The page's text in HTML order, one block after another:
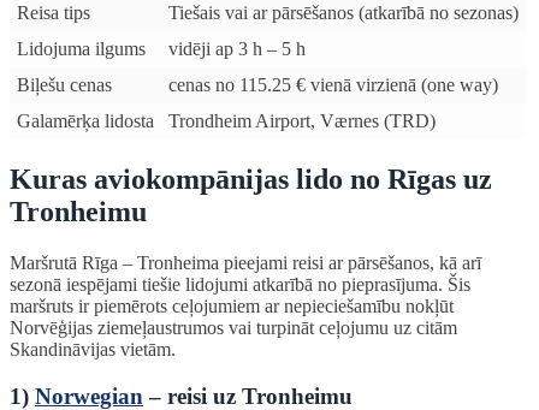
Reisa tips
Tiešais vai ar pārsēšanos (atkarībā no sezonas)
Lidojuma ilgums
vidēji ap 3 h – 5 h
Biļešu cenas
cenas no 115.25 € vienā virzienā (one way)
Galamērķa lidosta
Trondheim Airport, Værnes (TRD)
Kuras aviokompānijas lido no Rīgas uz
Tronheimu
Maršrutā Rīga – Tronheima pieejami reisi ar pārsēšanos, kā arī
sezonā iespējami tiešie lidojumi atkarībā no pieprasījuma. Šis
maršruts ir piemērots ceļojumiem ar nepieciešamību nokļūt
Norvēģijas ziemeļaustrumos vai turpināt ceļojumu uz citām
Skandināvijas vietām.
1) Norwegian – reisi uz Tronheimu